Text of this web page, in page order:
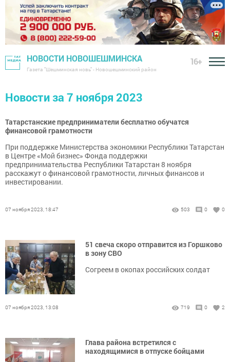
НОВОСТИ НОВОШЕШМИНСКА
Газета "Шешминская новь" - Новошешминский район
16+
Новости за 7 ноября 2023
Татарстанские предприниматели бесплатно обучатся
финансовой грамотности
При поддержке Министерства экономики Республики Татарстан
в Центре «Мой бизнес» Фонда поддержки
предпринимательства Республики Татарстан 8 ноября
расскажут о финансовой грамотности, личных финансов и
инвестировании.
07 ноября 2023, 18:47 503 0 0
51 свеча скоро отправится из Горшково
в зону СВО
Согреем в окопах российских солдат
07 ноября 2023, 13:08 719 0 2
Глава района встретился с
находящимися в отпуске бойцами